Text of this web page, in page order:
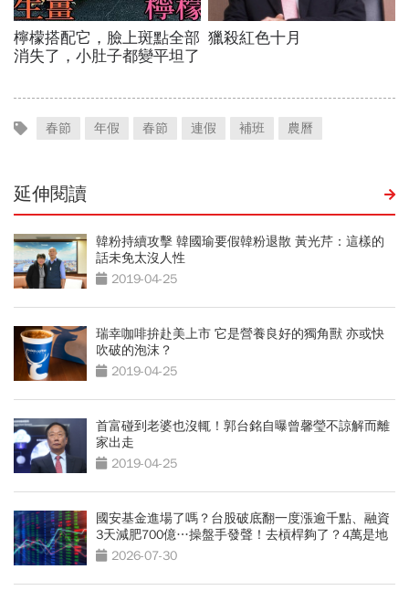
春節 年假 春節 連假 補班 農曆
延伸閱讀
韓粉持續攻擊 韓國瑜要假韓粉退散 黃光芹：這樣的
話未免太沒人性
2019-04-25
瑞幸咖啡拚赴美上市 它是營養良好的獨角獸 亦或快
吹破的泡沫？
2019-04-25
首富碰到老婆也沒輒！郭台銘自曝曾馨瑩不諒解而離
家出走
2019-04-25
國安基金進場了嗎？台股破底翻一度漲逾千點、融資
3天減肥700億…操盤手發聲！去槓桿夠了？4萬是地
板？2026-07-30